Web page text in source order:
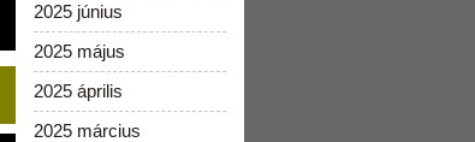
2025 június
2025 május
2025 április
2025 március